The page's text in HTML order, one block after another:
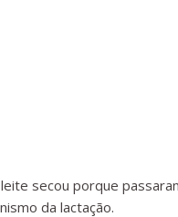
secou porque
da lactação.